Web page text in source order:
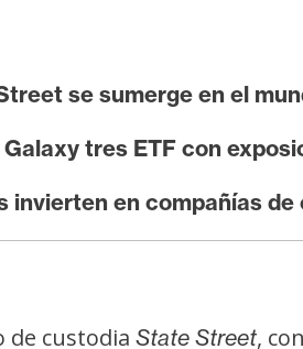
se sumerge en el
tres ETF con
invierten en compañías
de custodia State Street,